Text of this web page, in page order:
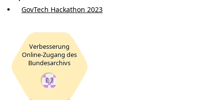
GovTech Hackathon 2023
Verbesserung
Online-Zugang des
Bundesarchivs
02